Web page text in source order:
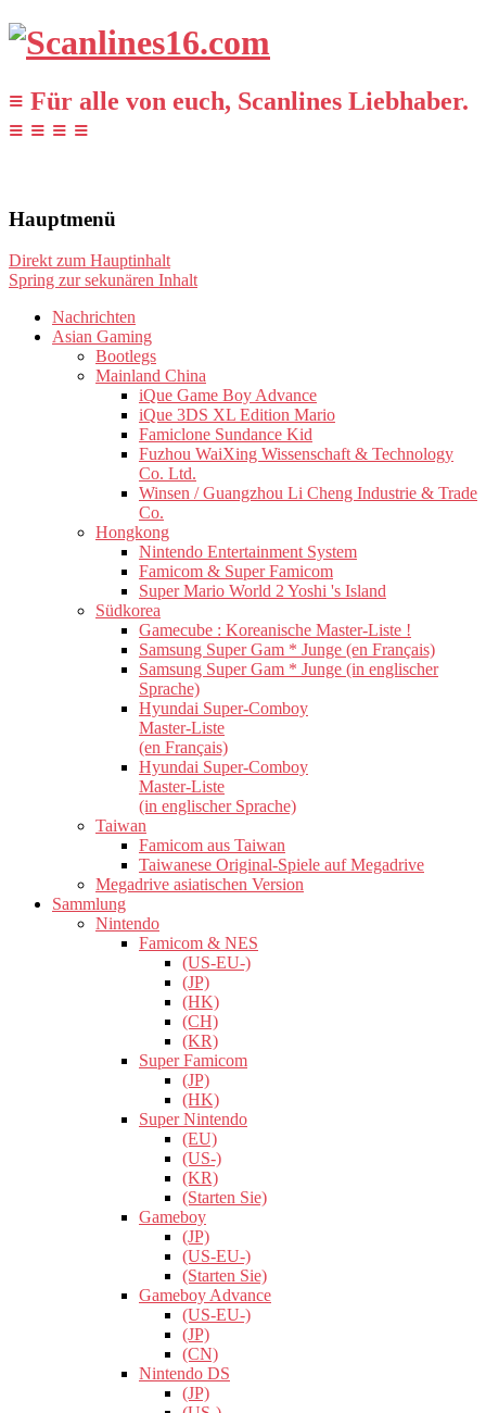
≡ Für alle von euch, Scanlines Liebhaber.
≡ ≡ ≡ ≡
Hauptmenü
Direkt zum Hauptinhalt
Spring zur sekunären Inhalt
Nachrichten
Asian Gaming
Bootlegs
Mainland China
iQue Game Boy Advance
iQue 3DS XL Edition Mario
Famiclone Sundance Kid
Fuzhou WaiXing Wissenschaft & Technology
Co. Ltd.
Winsen / Guangzhou Li Cheng Industrie & Trade
Co.
Hongkong
Nintendo Entertainment System
Famicom & Super Famicom
Super Mario World 2 Yoshi 's Island
Südkorea
Gamecube : Koreanische Master-Liste !
Samsung Super Gam * Junge (en Français)
Samsung Super Gam * Junge (in englischer
Sprache)
Hyundai Super-Comboy
Master-Liste
(en Français)
Hyundai Super-Comboy
Master-Liste
(in englischer Sprache)
Taiwan
Famicom aus Taiwan
Taiwanese Original-Spiele auf Megadrive
Megadrive asiatischen Version
Sammlung
Nintendo
Famicom & NES
(US-EU-)
(JP)
(HK)
(CH)
(KR)
Super Famicom
(JP)
(HK)
Super Nintendo
(EU)
(US-)
(KR)
(Starten Sie)
Gameboy
(JP)
(US-EU-)
(Starten Sie)
Gameboy Advance
(US-EU-)
(JP)
(CN)
Nintendo DS
(JP)